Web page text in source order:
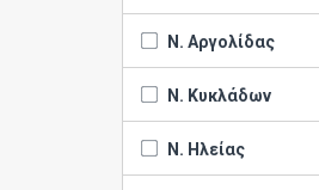
Ν. Αργολίδας
Ν. Κυκλάδων
Ν. Ηλείας